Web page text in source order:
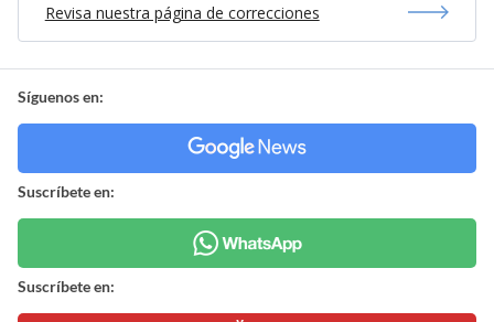
Revisa nuestra página de correcciones
Síguenos en:
Suscríbete en:
Suscríbete en: